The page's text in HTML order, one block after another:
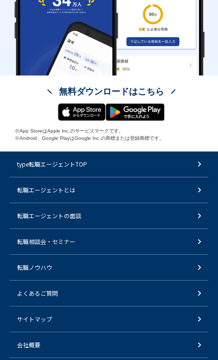
無料ダウンロードはこちら
※App StoreはApple Inc.のサービスマークです。
※Android、Google PlayはGoogle Inc.の商標または登録商標です。
type転職エージェントTOP
転職エージェントとは
転職エージェントの面談
転職相談会・セミナー
転職ノウハウ
よくあるご質問
サイトマップ
会社概要